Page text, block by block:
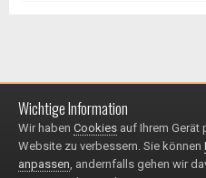
Impressum /
© 1999
Powered by
Wichtige Information
Wir haben Cookies auf Ihrem Gerät
Website zu verbessern. Sie können
anpassen, andernfalls gehen wir